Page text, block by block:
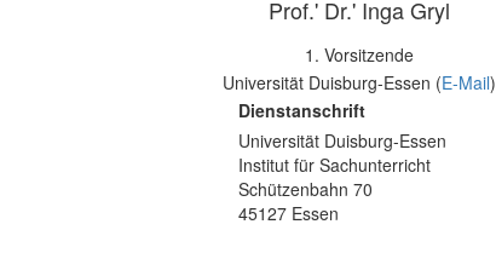
Prof.' Dr.' Inga Gryl
1. Vorsitzende
Universität Duisburg-Essen (E-Mail)
Dienstanschrift
Universität Duisburg-Essen
Institut für Sachunterricht
Schützenbahn 70
45127 Essen